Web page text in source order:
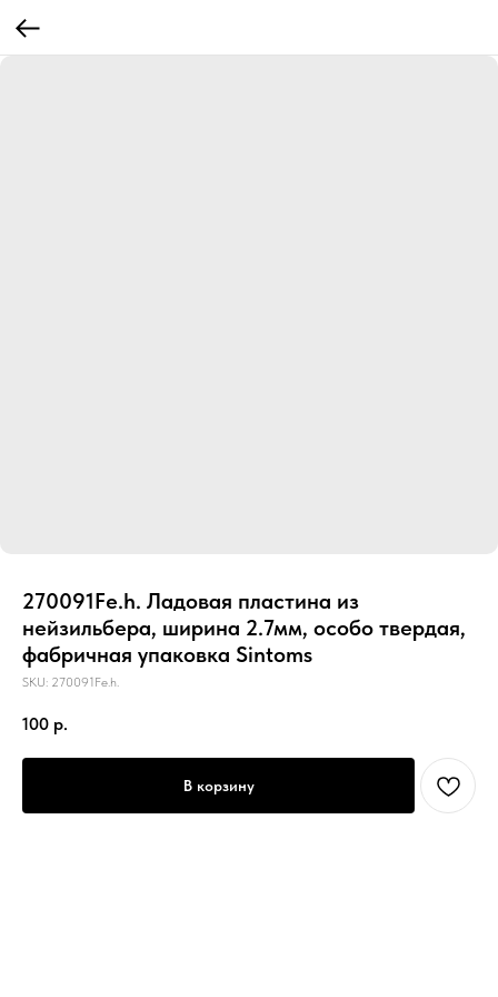
270091Fe.h. Ладовая пластина из
нейзильбера, ширина 2.7мм, особо твердая,
фабричная упаковка Sintoms
SKU: 270091Fe.h.
100 р.
В корзину